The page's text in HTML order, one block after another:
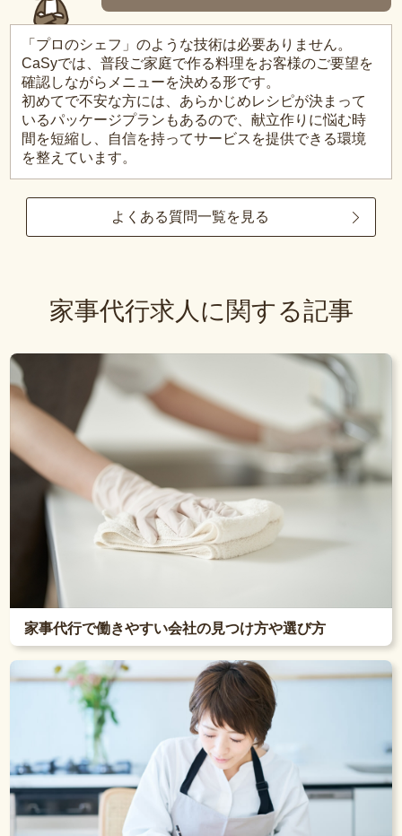
「プロのシェフ」のような技術は必要ありません。
CaSyでは、普段ご家庭で作る料理をお客様のご要望を
確認しながらメニューを決める形です。
初めてで不安な方には、あらかじめレシピが決まって
いるパッケージプランもあるので、献立作りに悩む時
間を短縮し、自信を持ってサービスを提供できる環境
を整えています。
よくある質問一覧を見る
家事代行求人に関する記事
家事代行で働きやすい会社の見つけ方や選び方